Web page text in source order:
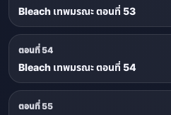
Bleach เทพมรณะ ตอนที่ 53
ตอนที่ 54
Bleach เทพมรณะ ตอนที่ 54
ตอนที่ 55